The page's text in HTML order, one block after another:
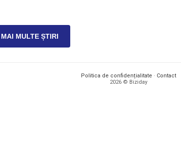
MAI MULTE ȘTIRI
Politica de confidențialitate · Contact
2026 © Biziday